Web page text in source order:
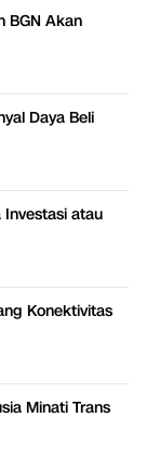
BGN Akan
Daya Beli
Investasi atau
Konektivitas
Minati Trans